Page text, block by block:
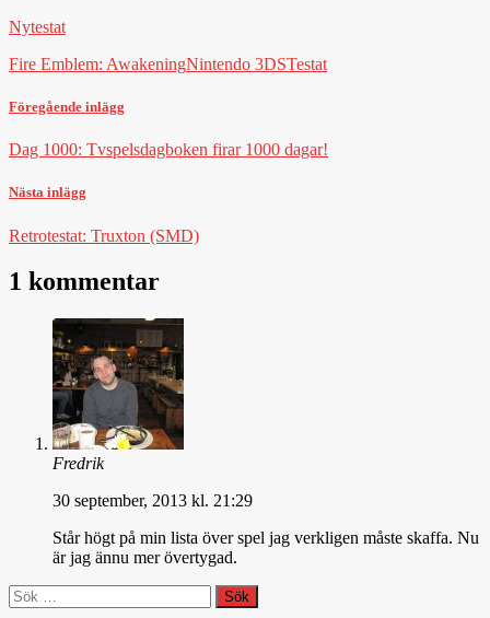
Nytestat
Fire Emblem: AwakeningNintendo 3DSTestat
Föregående inlägg
Dag 1000: Tvspelsdagboken firar 1000 dagar!
Nästa inlägg
Retrotestat: Truxton (SMD)
1 kommentar
Fredrik
30 september, 2013 kl. 21:29
Står högt på min lista över spel jag verkligen måste skaffa. Nu
är jag ännu mer övertygad.
Sök
efter: